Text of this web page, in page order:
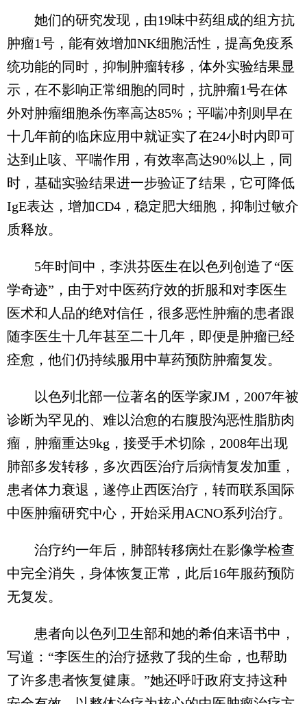
她们的研究发现，由19味中药组成的组方抗
肿瘤1号，能有效增加NK细胞活性，提高免疫系
统功能的同时，抑制肿瘤转移，体外实验结果显
示，在不影响正常细胞的同时，抗肿瘤1号在体
外对肿瘤细胞杀伤率高达85%；平喘冲剂则早在
十几年前的临床应用中就证实了在24小时内即可
达到止咳、平喘作用，有效率高达90%以上，同
时，基础实验结果进一步验证了结果，它可降低
IgE表达，增加CD4，稳定肥大细胞，抑制过敏介
质释放。
5年时间中，李洪芬医生在以色列创造了“医
学奇迹”，由于对中医药疗效的折服和对李医生
医术和人品的绝对信任，很多恶性肿瘤的患者跟
随李医生十几年甚至二十几年，即便是肿瘤已经
痊愈，他们仍持续服用中草药预防肿瘤复发。
以色列北部一位著名的医学家JM，2007年被
诊断为罕见的、难以治愈的右腹股沟恶性脂肪肉
瘤，肿瘤重达9kg，接受手术切除，2008年出现
肺部多发转移，多次西医治疗后病情复发加重，
患者体力衰退，遂停止西医治疗，转而联系国际
中医肿瘤研究中心，开始采用ACNO系列治疗。
治疗约一年后，肺部转移病灶在影像学检查
中完全消失，身体恢复正常，此后16年服药预防
无复发。
患者向以色列卫生部和她的希伯来语书中，
写道：“李医生的治疗拯救了我的生命，也帮助
了许多患者恢复健康。”她还呼吁政府支持这种